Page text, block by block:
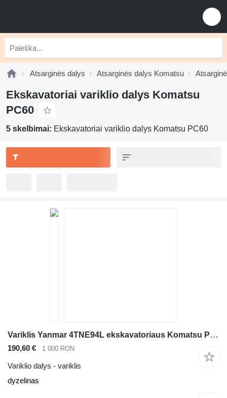
Atsarginės dalys Atsarginės dalys Komatsu
Ekskavatoriai variklio dalys Komatsu
PC60
5 skelbimai: Ekskavatoriai variklio dalys Komatsu PC60
Variklis Yanmar 4TNE94L ekskavatoriaus Komatsu PC60
190,60 € 1 000 RON
Variklio dalys - variklis
dyzelinas